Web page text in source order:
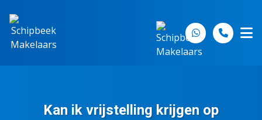
Kan ik vrijstelling krijgen op